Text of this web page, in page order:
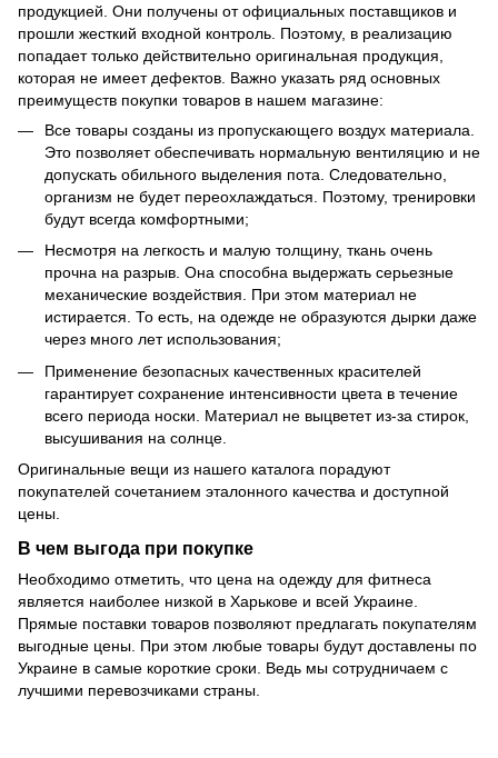
продукцией. Они получены от официальных поставщиков и
прошли жесткий входной контроль. Поэтому, в реализацию
попадает только действительно оригинальная продукция,
которая не имеет дефектов. Важно указать ряд основных
преимуществ покупки товаров в нашем магазине:
Все товары созданы из пропускающего воздух материала.
Это позволяет обеспечивать нормальную вентиляцию и не
допускать обильного выделения пота. Следовательно,
организм не будет переохлаждаться. Поэтому, тренировки
будут всегда комфортными;
Несмотря на легкость и малую толщину, ткань очень
прочна на разрыв. Она способна выдержать серьезные
механические воздействия. При этом материал не
истирается. То есть, на одежде не образуются дырки даже
через много лет использования;
Применение безопасных качественных красителей
гарантирует сохранение интенсивности цвета в течение
всего периода носки. Материал не выцветет из-за стирок,
высушивания на солнце.
Оригинальные вещи из нашего каталога порадуют
покупателей сочетанием эталонного качества и доступной
цены.
В чем выгода при покупке
Необходимо отметить, что цена на одежду для фитнеса
является наиболее низкой в Харькове и всей Украине.
Прямые поставки товаров позволяют предлагать покупателям
выгодные цены. При этом любые товары будут доставлены по
Украине в самые короткие сроки. Ведь мы сотрудничаем с
лучшими перевозчиками страны.